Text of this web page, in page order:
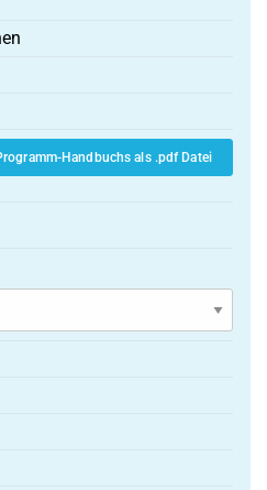
Handbuchs als .pdf Datei